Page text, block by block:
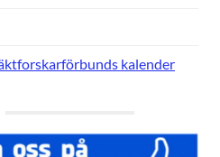
kalender